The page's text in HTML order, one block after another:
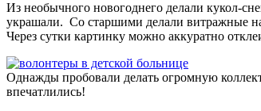
Из необычного новогоднего делали кукол-
украшали. Со старшими делали витражные
Через сутки картинку можно аккуратно
Однажды пробовали делать огромную
впечатлились!